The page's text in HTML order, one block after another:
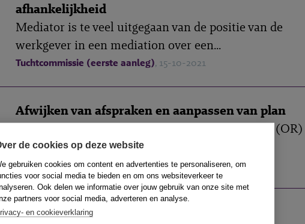
de cookies op deze website
gebruiken cookies om content en advertenties te personaliseren, om
voor social media te bieden en om ons websiteverkeer te
Ook delen we informatie over jouw gebruik van onze site met
partners voor social media, adverteren en analyse.
en cookieverklaring
afhankelijkheid
Mediator is te veel uitgegaan van de positie van de
werkgever in een mediation over een...
Tuchtcommissie (eerste aanleg), 15-10-2021
Afwijken van afspraken en aanpassen van plan
Mediation in conflict tussen Ondernemingsraad (OR)
en bestuur. Gaandeweg de mediation, nadat...
Tuchtcommissie (eerste aanleg), 15-10-2021
Rolverwisseling mediator en onvoldoende